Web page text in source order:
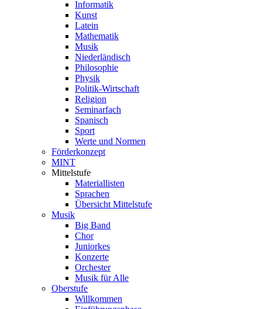
Informatik
Kunst
Latein
Mathematik
Musik
Niederländisch
Philosophie
Physik
Politik-Wirtschaft
Religion
Seminarfach
Spanisch
Sport
Werte und Normen
Förderkonzept
MINT
Mittelstufe
Materiallisten
Sprachen
Übersicht Mittelstufe
Musik
Big Band
Chor
Juniorkes
Konzerte
Orchester
Musik für Alle
Oberstufe
Willkommen